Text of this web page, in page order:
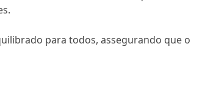
para todos, assegurando que o